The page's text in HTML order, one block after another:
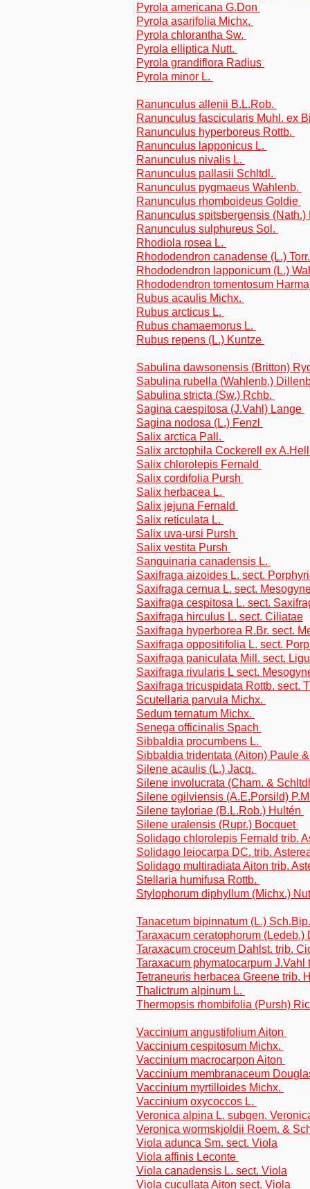
Pyrola americana G.Don
Pyrola asarifolia Michx.
Pyrola chlorantha Sw.
Pyrola elliptica Nutt.
Pyrola grandiflora Radius
Pyrola minor L.
Ranunculus allenii B.L.Rob.
Ranunculus fascicularis Muhl. ex
Ranunculus hyperboreus Rottb.
Ranunculus lapponicus L.
Ranunculus nivalis L.
Ranunculus pallasii Schltdl.
Ranunculus pygmaeus Wahlenb.
Ranunculus rhomboideus Goldie
Ranunculus spitsbergensis
Ranunculus sulphureus Sol.
Rhodiola rosea L.
Rhododendron canadense (L.)
Rhododendron lapponicum (L.)
Rhododendron tomentosum
Rubus acaulis Michx.
Rubus arcticus L.
Rubus chamaemorus L.
Rubus repens (L.) Kuntze
Sabulina dawsonensis (Britton)
Sabulina rubella (Wahlenb.)
Sabulina stricta (Sw.) Rchb.
Sagina caespitosa (J.Vahl) Lange
Sagina nodosa (L.) Fenzl
Salix arctica Pall.
Salix arctophila Cockerell ex
Salix chlorolepis Fernald
Salix cordifolia Pursh
Salix herbacea L.
Salix jejuna Fernald
Salix reticulata L.
Salix uva-ursi Pursh
Salix vestita Pursh
Sanguinaria canadensis L.
Saxifraga aizoides L. sect.
Saxifraga cernua L. sect.
Saxifraga cespitosa L. sect.
Saxifraga hirculus L. sect. Ciliatae
Saxifraga hyperborea R.Br. sect.
Saxifraga oppositifolia L. sect.
Saxifraga paniculata Mill. sect.
Saxifraga rivularis L sect.
Saxifraga tricuspidata Rottb. sect.
Scutellaria parvula Michx.
Sedum ternatum Michx.
Senega officinalis Spach
Sibbaldia procumbens L.
Sibbaldia tridentata (Aiton) Paule
Silene acaulis (L.) Jacq.
Silene involucrata (Cham. &
Silene ogilviensis (A.E.Porsild)
Silene tayloriae (B.L.Rob.) Hultén
Silene uralensis (Rupr.) Bocquet
Solidago chlorolepis Fernald trib.
Solidago leiocarpa DC. trib.
Solidago multiradiata Aiton trib.
Stellaria humifusa Rottb.
Stylophorum diphyllum (Michx.)
Tanacetum bipinnatum (L.)
Taraxacum ceratophorum (Ledeb.)
Taraxacum croceum Dahlst. trib.
Taraxacum phymatocarpum J.Vahl
Tetraneuris herbacea Greene trib.
Thalictrum alpinum L.
Thermopsis rhombifolia (Pursh)
Vaccinium angustifolium Aiton
Vaccinium cespitosum Michx.
Vaccinium macrocarpon Aiton
Vaccinium membranaceum
Vaccinium myrtilloides Michx.
Vaccinium oxycoccos L.
Veronica alpina L. subgen.
Veronica wormskjoldii Roem. &
Viola adunca Sm. sect. Viola
Viola affinis Leconte
Viola canadensis L. sect. Viola
Viola cucullata Aiton sect. Viola